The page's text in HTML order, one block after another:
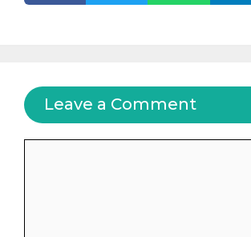
Leave a Comment